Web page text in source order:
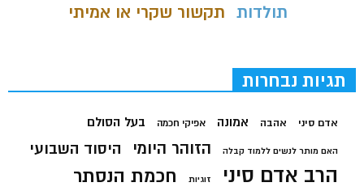
תולדות תקשור שקרי או אמיתי
תגיות נבחרות
אדם סיני אהבה אמונה אפיקי חכמה בעל הסולם
האם מותר לנשים ללמוד קבלה הזוהר היומי היסוד השבועי
הרב אדם סיני זוגיות חכמת הנסתר